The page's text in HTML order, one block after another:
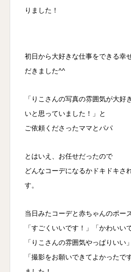
りました！
初日から大好きな仕事をできる幸
だきました^^
「りこさんの写真の雰囲気が大好
いと思っていました！」と
ご依頼くださったママとパパ
とはいえ、お任せだったので
どんなコーデになるかドキドキさ
す。
当日みたコーデと赤ちゃんのポー
「すごくいいです！」「かわいい
「りこさんの雰囲気やっぱりいい
「撮影をお願いできてよかったで